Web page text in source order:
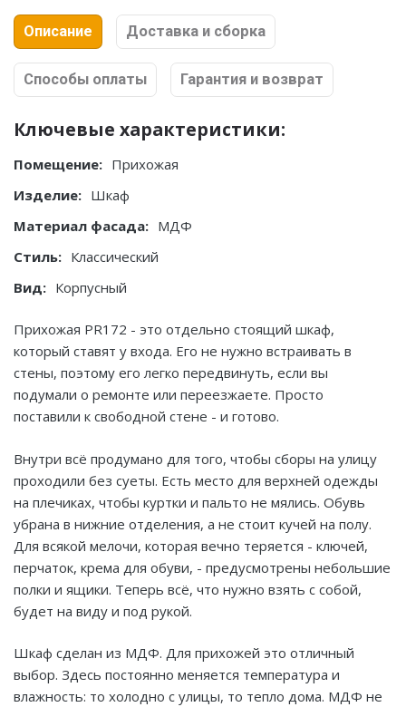
Описание Доставка и сборка
Способы оплаты Гарантия и возврат
Ключевые характеристики:
Помещение: Прихожая
Изделие: Шкаф
Материал фасада: МДФ
Стиль: Классический
Вид: Корпусный
Прихожая PR172 - это отдельно стоящий шкаф,
который ставят у входа. Его не нужно встраивать в
стены, поэтому его легко передвинуть, если вы
подумали о ремонте или переезжаете. Просто
поставили к свободной стене - и готово.
Внутри всё продумано для того, чтобы сборы на улицу
проходили без суеты. Есть место для верхней одежды
на плечиках, чтобы куртки и пальто не мялись. Обувь
убрана в нижние отделения, а не стоит кучей на полу.
Для всякой мелочи, которая вечно теряется - ключей,
перчаток, крема для обуви, - предусмотрены небольшие
полки и ящики. Теперь всё, что нужно взять с собой,
будет на виду и под рукой.
Шкаф сделан из МДФ. Для прихожей это отличный
выбор. Здесь постоянно меняется температура и
влажность: то холодно с улицы, то тепло дома. МДФ не